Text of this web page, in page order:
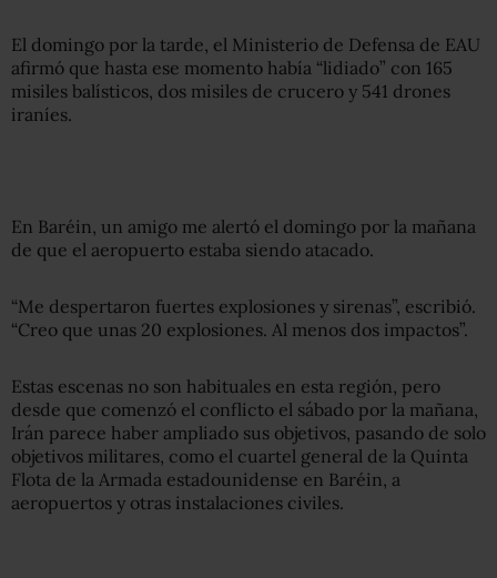
El domingo por la tarde, el Ministerio de Defensa de EAU
afirmó que hasta ese momento había “lidiado” con 165
misiles balísticos, dos misiles de crucero y 541 drones
iraníes.
En Baréin, un amigo me alertó el domingo por la mañana
de que el aeropuerto estaba siendo atacado.
“Me despertaron fuertes explosiones y sirenas”, escribió.
“Creo que unas 20 explosiones. Al menos dos impactos”.
Estas escenas no son habituales en esta región, pero
desde que comenzó el conflicto el sábado por la mañana,
Irán parece haber ampliado sus objetivos, pasando de solo
objetivos militares, como el cuartel general de la Quinta
Flota de la Armada estadounidense en Baréin, a
aeropuertos y otras instalaciones civiles.